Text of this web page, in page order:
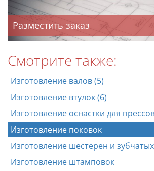
Разместить заказ
Смотрите также:
Изготовление валов (5)
Изготовление втулок (6)
Изготовление оснастки для
Изготовление поковок
Изготовление шестерен и
Изготовление штамповок